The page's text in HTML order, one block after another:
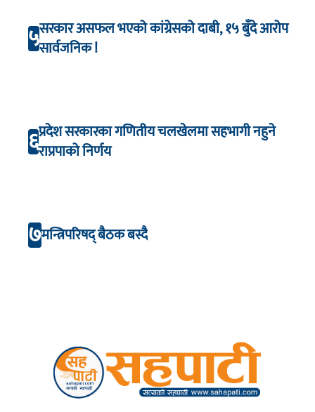
५सरकार असफल भएको कांग्रेसको दाबी, १५ बुँदे आरोप
सार्वजनिक !
६प्रदेश सरकारका गणितीय चलखेलमा सहभागी नहुने
राप्रपाको निर्णय
७मन्त्रिपरिषद् बैठक बस्दै